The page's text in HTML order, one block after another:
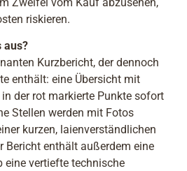
riskieren.
aus?
Kurzbericht, der dennoch
enthält: eine Übersicht mit
in der rot markierte Punkte sofort
Stellen werden mit Fotos
kurzen, laienverständlichen
Bericht enthält außerdem eine
eine vertiefte technische